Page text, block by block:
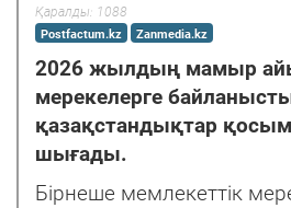
Қаралды: 1088
Postfactum.kz Zanmedia.kz
2026 жылдың мамыр
мерекелерге
қазақстандықтар
шығады.
Бірнеше мемлекеттік